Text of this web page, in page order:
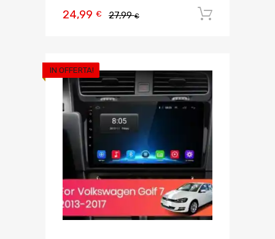
27,99€
24,99 €
IN OFFERTA!